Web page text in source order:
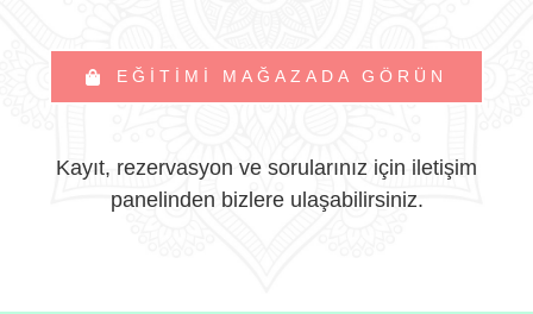
EĞITIMI MAĞAZADA GÖRÜN
Kayıt, rezervasyon ve sorularınız için iletişim
panelinden bizlere ulaşabilirsiniz.